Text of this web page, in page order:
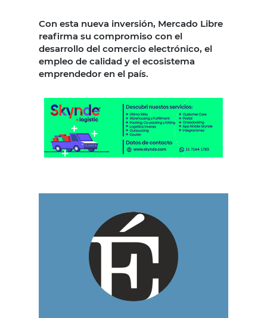
Con esta nueva inversión, Mercado Libre
reafirma su compromiso con el
desarrollo del comercio electrónico, el
empleo de calidad y el ecosistema
emprendedor en el país.